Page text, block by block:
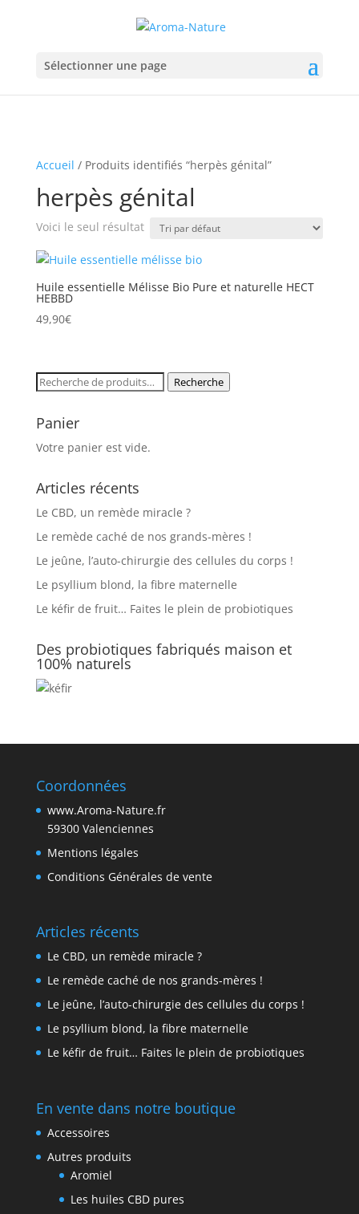
Sélectionner une page
Accueil / Produits identifiés “herpès génital”
herpès génital
Voici le seul résultat
Huile essentielle Mélisse Bio Pure et naturelle HECT
HEBBD
49,90€
Recherche
Recherche
Panier
Votre panier est vide.
Articles récents
Le CBD, un remède miracle ?
Le remède caché de nos grands-mères !
Le jeûne, l’auto-chirurgie des cellules du corps !
Le psyllium blond, la fibre maternelle
Le kéfir de fruit… Faites le plein de probiotiques
Des probiotiques fabriqués maison et
100% naturels
Coordonnées
www.Aroma-Nature.fr
59300 Valenciennes
Mentions légales
Conditions Générales de vente
Articles récents
Le CBD, un remède miracle ?
Le remède caché de nos grands-mères !
Le jeûne, l’auto-chirurgie des cellules du corps !
Le psyllium blond, la fibre maternelle
Le kéfir de fruit… Faites le plein de probiotiques
En vente dans notre boutique
Accessoires
Autres produits
Aromiel
Les huiles CBD pures